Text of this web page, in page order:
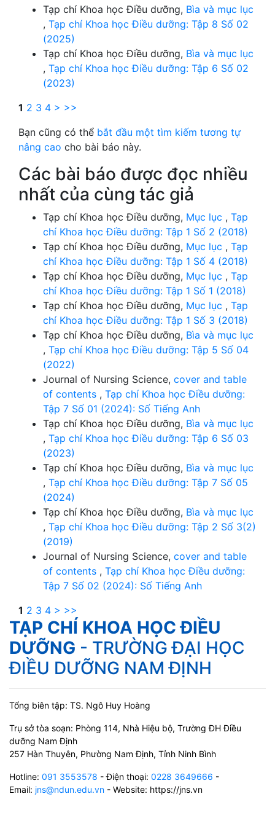
Tạp chí Khoa học Điều dưỡng, Bìa và mục lục
, Tạp chí Khoa học Điều dưỡng: Tập 8 Số 02
(2025)
Tạp chí Khoa học Điều dưỡng, Bìa và mục lục
, Tạp chí Khoa học Điều dưỡng: Tập 6 Số 02
(2023)
1 2 3 4 > >>
Bạn cũng có thể bắt đầu một tìm kiếm tương tự
nâng cao cho bài báo này.
Các bài báo được đọc nhiều
nhất của cùng tác giả
Tạp chí Khoa học Điều dưỡng, Mục lục , Tạp
chí Khoa học Điều dưỡng: Tập 1 Số 2 (2018)
Tạp chí Khoa học Điều dưỡng, Mục lục , Tạp
chí Khoa học Điều dưỡng: Tập 1 Số 4 (2018)
Tạp chí Khoa học Điều dưỡng, Mục lục , Tạp
chí Khoa học Điều dưỡng: Tập 1 Số 1 (2018)
Tạp chí Khoa học Điều dưỡng, Mục lục , Tạp
chí Khoa học Điều dưỡng: Tập 1 Số 3 (2018)
Tạp chí Khoa học Điều dưỡng, Bìa và mục lục
, Tạp chí Khoa học Điều dưỡng: Tập 5 Số 04
(2022)
Journal of Nursing Science, cover and table
of contents , Tạp chí Khoa học Điều dưỡng:
Tập 7 Số 01 (2024): Số Tiếng Anh
Tạp chí Khoa học Điều dưỡng, Bìa và mục lục
, Tạp chí Khoa học Điều dưỡng: Tập 6 Số 03
(2023)
Tạp chí Khoa học Điều dưỡng, Bìa và mục lục
, Tạp chí Khoa học Điều dưỡng: Tập 7 Số 05
(2024)
Tạp chí Khoa học Điều dưỡng, Bìa và mục lục
, Tạp chí Khoa học Điều dưỡng: Tập 2 Số 3(2)
(2019)
Journal of Nursing Science, cover and table
of contents , Tạp chí Khoa học Điều dưỡng:
Tập 7 Số 02 (2024): Số Tiếng Anh
1 2 3 4 > >>
TẠP CHÍ KHOA HỌC ĐIỀU
DƯỠNG - TRƯỜNG ĐẠI HỌC
ĐIỀU DƯỠNG NAM ĐỊNH
Tổng biên tập: TS. Ngô Huy Hoàng
Trụ sở tòa soạn: Phòng 114, Nhà Hiệu bộ, Trường ĐH Điều
dưỡng Nam Định
257 Hàn Thuyên, Phường Nam Định, Tỉnh Ninh Bình
Hotline: 091 3553578 - Điện thoại: 0228 3649666 -
Email: jns@ndun.edu.vn - Website: https://jns.vn